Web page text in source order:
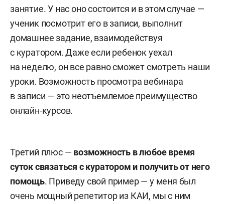
занятие. У нас оно состоится и в этом случае —
ученик посмотрит его в записи, выполнит
домашнее задание, взаимодействуя
с куратором. Даже если ребенок уехал
на неделю, он все равно сможет смотреть наши
уроки. Возможность просмотра вебинара
в записи — это неотъемлемое преимущество
онлайн-курсов.
Третий плюс — возможность в любое время
суток связаться с куратором и получить от него
помощь. Приведу свой пример — у меня был
очень мощный репетитор из КАИ, мы с ним